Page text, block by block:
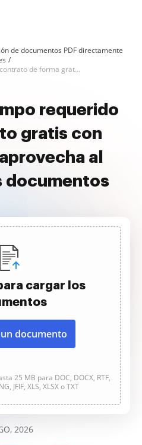
de documentos PDF directamente
Modificar el campo requerido del contrato de forma gratuita
requerido
gratis con
al
documentos
cargar los
documento
25 MB para DOC, DOCX, RTF,
JFIF, XLS, XLSX o TXT
2026